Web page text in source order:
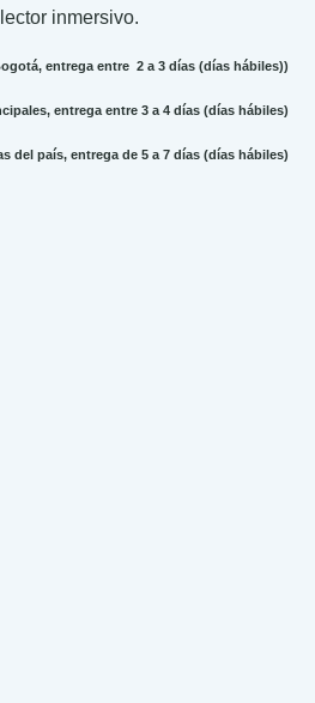
inmersivo.
entrega entre 2 a 3 días (días hábiles))
entrega entre 3 a 4 días (días hábiles)
del país, entrega de 5 a 7 días (días hábiles)